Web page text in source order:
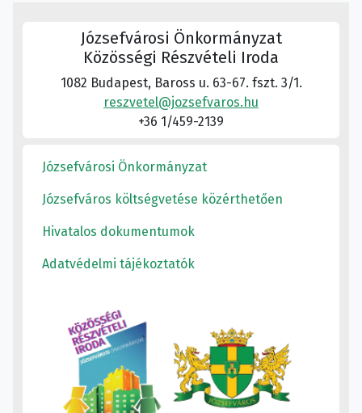
Józsefvárosi Önkormányzat
Közösségi Részvételi Iroda
1082 Budapest, Baross u. 63-67. fszt. 3/1.
reszvetel@jozsefvaros.hu
+36 1/459-2139
Józsefvárosi Önkormányzat
Józsefváros költségvetése közérthetően
Hivatalos dokumentumok
Adatvédelmi tájékoztatók